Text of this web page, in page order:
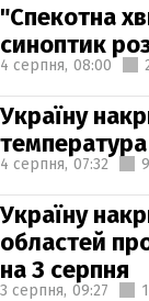
"Спекотна
синоптик
4 серпня, 08:00
Україну
температура
4 серпня, 07:32
Україну
областей
на 3 серпня
3 серпня, 09:27